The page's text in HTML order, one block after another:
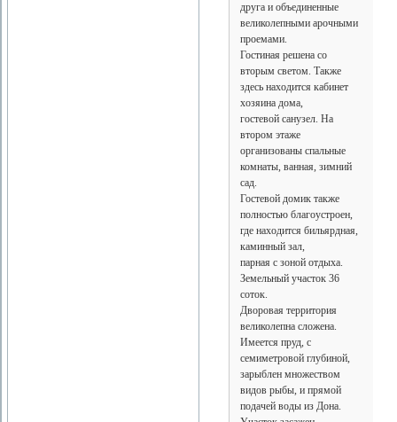
друга и объединенные
великолепными арочными
проемами.
Гостиная решена со
вторым светом. Также
здесь находится кабинет
хозяина дома,
гостевой санузел. На
втором этаже
организованы спальные
комнаты, ванная, зимний
сад.
Гостевой домик также
полностью благоустроен,
где находится бильярдная,
каминный зал,
парная с зоной отдыха.
Земельный участок 36
соток.
Дворовая территория
великолепна сложена.
Имеется пруд, с
семиметровой глубиной,
зарыблен множеством
видов рыбы, и прямой
подачей воды из Дона.